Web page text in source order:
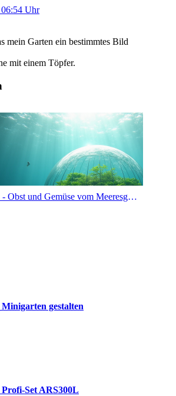
Uhr
mein Garten ein bestimmtes Bild
mit einem Töpfer.
Gärtner Nemo - Obst und Gemüse vom Meeresgrund
gestalten
Set ARS300L